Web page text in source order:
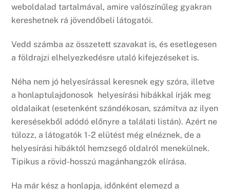
weboldalad tartalmával, amire valószínűleg gyakran
kereshetnek rá jövendőbeli látogatói.
Vedd számba az összetett szavakat is, és esetlegesen
a földrajzi elhelyezkedésre utaló kifejezéseket is.
Néha nem jó helyesírással keresnek egy szóra, illetve
a honlaptulajdonosok helyesírási hibákkal írják meg
oldalaikat (esetenként szándékosan, számítva az ilyen
keresésekből adódó előnyre a találati listán). Azért ne
túlozz, a látogatók 1-2 elütést még elnéznek, de a
helyesírási hibáktól hemzsegő oldalról menekülnek.
Tipikus a rövid-hosszú magánhangzók elírása.
Ha már kész a honlapja, időnként elemezd a